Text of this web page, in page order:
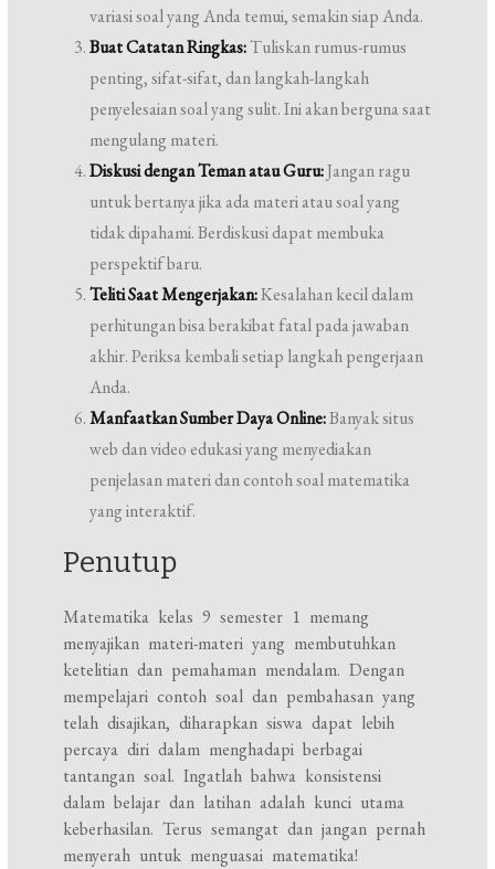
variasi soal yang Anda temui, semakin siap Anda.
Buat Catatan Ringkas:Tuliskan rumus-rumus
penting, sifat-sifat, dan langkah-langkah
penyelesaian soal yang sulit. Ini akan berguna saat
mengulang materi.
Diskusi dengan Teman atau Guru:Jangan ragu
untuk bertanya jika ada materi atau soal yang
tidak dipahami. Berdiskusi dapat membuka
perspektif baru.
Teliti Saat Mengerjakan:Kesalahan kecil dalam
perhitungan bisa berakibat fatal pada jawaban
akhir. Periksa kembali setiap langkah pengerjaan
Anda.
Manfaatkan Sumber Daya Online:Banyak situs
web dan video edukasi yang menyediakan
penjelasan materi dan contoh soal matematika
yang interaktif.
Penutup
Matematika kelas 9 semester 1 memang
menyajikan materi-materi yang membutuhkan
ketelitian dan pemahaman mendalam. Dengan
mempelajari contoh soal dan pembahasan yang
telah disajikan, diharapkan siswa dapat lebih
percaya diri dalam menghadapi berbagai
tantangan soal. Ingatlah bahwa konsistensi
dalam belajar dan latihan adalah kunci utama
keberhasilan. Terus semangat dan jangan pernah
menyerah untuk menguasai matematika!